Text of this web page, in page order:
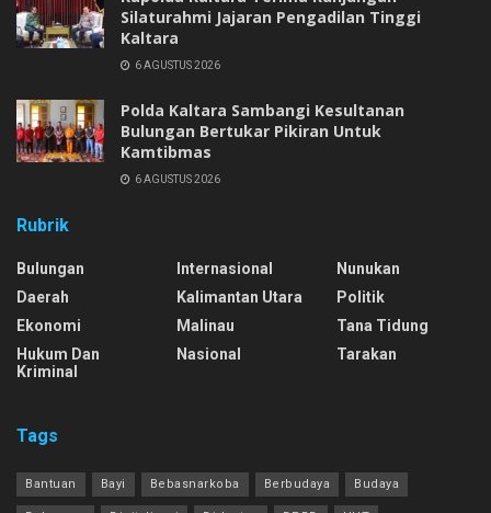
Silaturahmi Jajaran Pengadilan Tinggi
Kaltara
6 AGUSTUS 2026
Polda Kaltara Sambangi Kesultanan
Bulungan Bertukar Pikiran Untuk
Kamtibmas
6 AGUSTUS 2026
Rubrik
Bulungan
Daerah
Ekonomi
Hukum Dan
Kriminal
Internasional
Kalimantan Utara
Malinau
Nasional
Nunukan
Politik
Tana Tidung
Tarakan
Tags
Bantuan Bayi Bebasnarkoba Berbudaya Budaya